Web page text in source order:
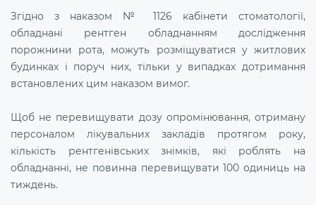
Згідно з наказом № 1126 кабінети стоматології,
обладнані рентген обладнанням дослідження
порожнини рота, можуть розміщуватися у житлових
будинках і поруч них, тільки у випадках дотримання
встановлених цим наказом вимог.
Щоб не перевищувати дозу опромінювання, отриману
персоналом лікувальних закладів протягом року,
кількість рентгенівських знімків, які роблять на
обладнанні, не повинна перевищувати 100 одиниць на
тиждень.